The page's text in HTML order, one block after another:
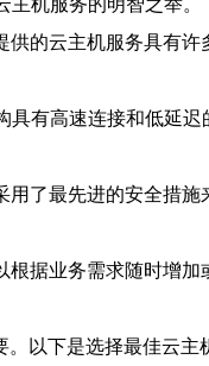
机服务的明智之举。
的云主机服务具有许
有高速连接和低延
了最先进的安全措
据业务需求随时增
以下是选择最佳云主